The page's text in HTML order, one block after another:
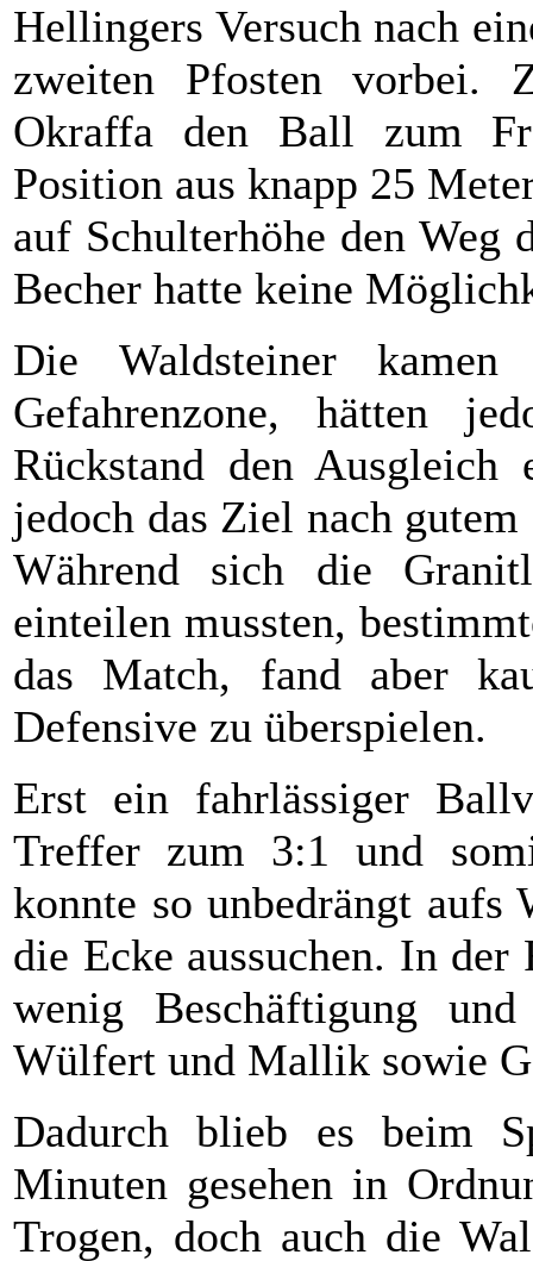
Hellingers Versuch nach
zweiten Pfosten vorbei.
Okraffa den Ball zum
Position aus knapp 25
auf Schulterhöhe den
Becher hatte keine
Die Waldsteiner
Gefahrenzone, hätten
Rückstand den Ausgleich
jedoch das Ziel nach
Während sich die
einteilen mussten,
das Match, fand aber
Defensive zu überspielen.
Erst ein fahrlässiger
Treffer zum 3:1 und
konnte so unbedrängt aufs
die Ecke aussuchen. In
wenig Beschäftigung
Wülfert und Mallik sowie
Dadurch blieb es beim
Minuten gesehen in
Trogen, doch auch die